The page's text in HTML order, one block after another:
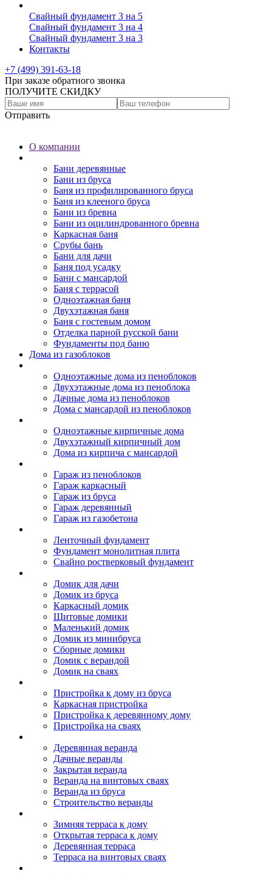
Свайный фундамент 3 на 5
Свайный фундамент 3 на 4
Свайный фундамент 3 на 3
Контакты
+7 (499) 391-63-18
При заказе обратного звонка
ПОЛУЧИТЕ СКИДКУ
Отправить
О компании
Бани деревянные
Бани из бруса
Баня из профилированного бруса
Баня из клееного бруса
Бани из бревна
Бани из оцилиндрованного бревна
Каркасная баня
Срубы бань
Бани для дачи
Баня под усадку
Бани с мансардой
Баня с террасой
Одноэтажная баня
Двухэтажная баня
Баня с гостевым домом
Отделка парной русской бани
Фундаменты под баню
Дома из газоблоков
Одноэтажные дома из пеноблоков
Двухэтажные дома из пеноблока
Дачные дома из пеноблоков
Дома с мансардой из пеноблоков
Одноэтажные кирпичные дома
Двухэтажный кирпичный дом
Дома из кирпича с мансардой
Гараж из пеноблоков
Гараж каркасный
Гараж из бруса
Гараж деревянный
Гараж из газобетона
Ленточный фундамент
Фундамент монолитная плита
Свайно ростверковый фундамент
Домик для дачи
Домик из бруса
Каркасный домик
Щитовые домики
Маленький домик
Домик из минибруса
Сборные домики
Домик с верандой
Домик на сваях
Пристройка к дому из бруса
Каркасная пристройка
Пристройка к деревянному дому
Пристройка на сваях
Деревянная веранда
Дачные веранды
Закрытая веранда
Веранда на винтовых сваях
Веранда из бруса
Строительство веранды
Зимняя терраса к дому
Открытая терраса к дому
Деревянная терраса
Терраса на винтовых сваях